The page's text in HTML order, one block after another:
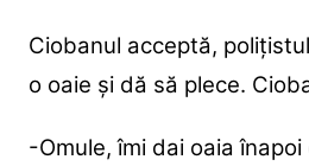
Ciobanul acceptă,
o oaie și dă să plece.
-Omule, îmi dai oaia